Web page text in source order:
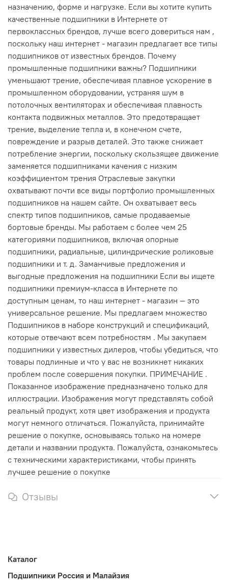
назначению, форме и нагрузке. Если вы хотите купить
качественные подшипники в Интернете от
первоклассных брендов, лучше всего довериться нам ,
поскольку наш интернет - магазин предлагает все типы
подшипников от известных брендов. Почему
промышленные подшипники важны? Подшипники
уменьшают трение, обеспечивая плавное ускорение в
промышленном оборудовании, устраняя шум в
потолочных вентиляторах и обеспечивая плавность
контакта подвижных металлов. Это предотвращает
трение, выделение тепла и, в конечном счете,
повреждение и разрыв деталей. Это также снижает
потребление энергии, поскольку скользящее движение
заменяется подшипниками качения с низким
коэффициентом трения Отраслевые закупки
охватывают почти все виды портфолио промышленных
подшипников на нашем сайте. Он охватывает весь
спектр типов подшипников, самые продаваемые
бортовые бренды. Мы работаем с более чем 25
категориями подшипников, включая опорные
подшипники, радиальные, цилиндрические роликовые
подшипники и т. д. Заманчивые предложения и
выгодные предложения на подшипники Если вы ищете
подшипники премиум-класса в Интернете по
доступным ценам, то наш интернет - магазин — это
универсальное решение. Мы предлагаем множество
Подшипников в наборе конструкций и спецификаций,
которые отвечают всем потребностям . Мы закупаем
подшипники у известных дилеров, чтобы убедиться, что
товары подлинные и что у вас не возникнет никаких
проблем после совершения покупки. ПРИМЕЧАНИЕ .
Показанное изображение предназначено только для
иллюстрации. Изображения могут представлять собой
реальный продукт, хотя цвет изображения и продукта
могут немного отличаться. Пожалуйста, принимайте
решение о покупке, основываясь только на номере
детали и названии продукта. Пожалуйста, ознакомьтесь
с техническими характеристиками, чтобы принять
лучшее решение о покупке
Отзывы
Каталог
Подшипники Россия и Малайзия